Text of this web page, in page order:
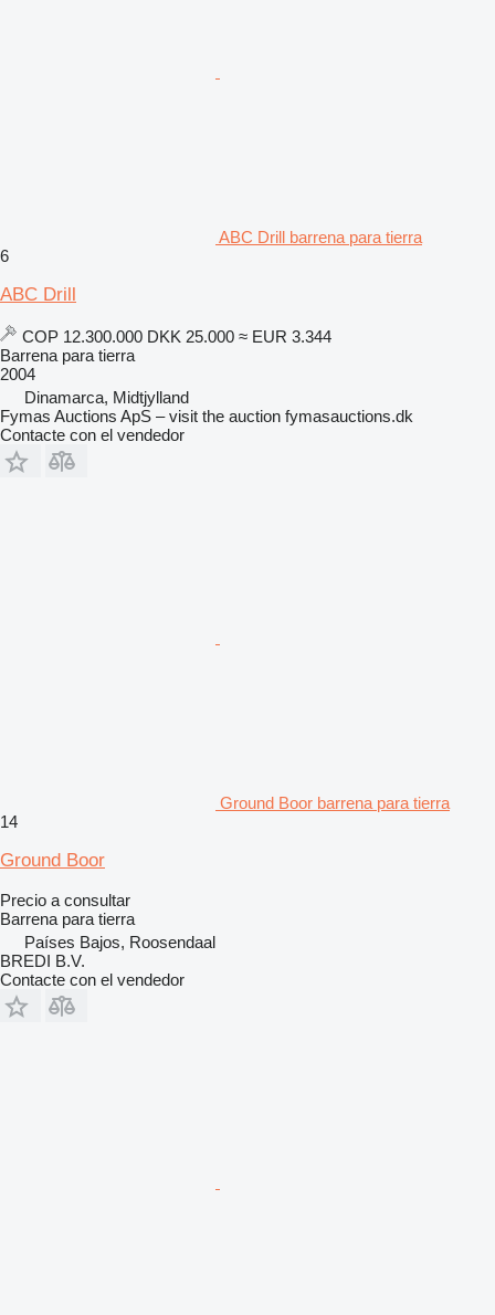
ABC Drill barrena para tierra
6
ABC Drill
COP 12.300.000 DKK 25.000 ≈ EUR 3.344
Barrena para tierra
2004
Dinamarca, Midtjylland
Fymas Auctions ApS – visit the auction fymasauctions.dk
Contacte con el vendedor
Ground Boor barrena para tierra
14
Ground Boor
Precio a consultar
Barrena para tierra
Países Bajos, Roosendaal
BREDI B.V.
Contacte con el vendedor